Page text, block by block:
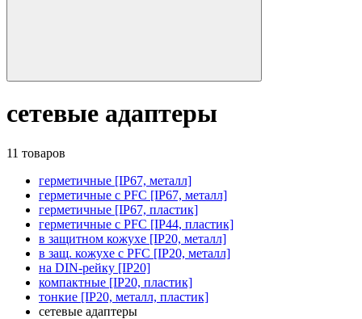
сетевые адаптеры
11 товаров
герметичные [IP67, металл]
герметичные с PFC [IP67, металл]
герметичные [IP67, пластик]
герметичные с PFC [IP44, пластик]
в защитном кожухе [IP20, металл]
в защ. кожухе с PFC [IP20, металл]
на DIN-рейку [IP20]
компактные [IP20, пластик]
тонкие [IP20, металл, пластик]
сетевые адаптеры